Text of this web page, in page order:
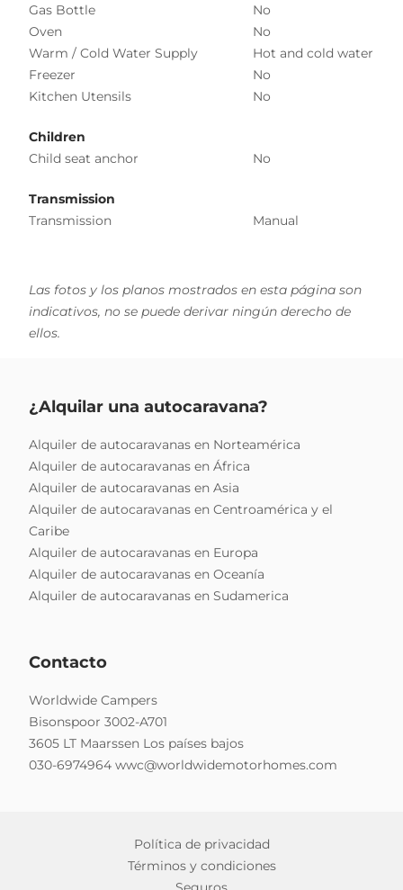
Gas Bottle
No
Oven
No
Warm / Cold Water Supply
Hot and cold water
Freezer
No
Kitchen Utensils
No
Children
Child seat anchor
No
Transmission
Transmission
Manual
Las fotos y los planos mostrados en esta página son
indicativos, no se puede derivar ningún derecho de
ellos.
¿Alquilar una autocaravana?
Alquiler de autocaravanas en Norteamérica
Alquiler de autocaravanas en África
Alquiler de autocaravanas en Asia
Alquiler de autocaravanas en Centroamérica y el
Caribe
Alquiler de autocaravanas en Europa
Alquiler de autocaravanas en Oceanía
Alquiler de autocaravanas en Sudamerica
Contacto
Worldwide Campers
Bisonspoor 3002-A701
3605 LT Maarssen Los países bajos
030-6974964 wwc@worldwidemotorhomes.com
Política de privacidad
Términos y condiciones